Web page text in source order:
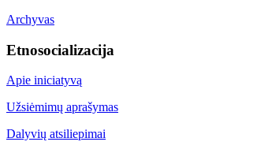
Archyvas
Etnosocializacija
Apie iniciatyvą
Užsiėmimų aprašymas
Dalyvių atsiliepimai